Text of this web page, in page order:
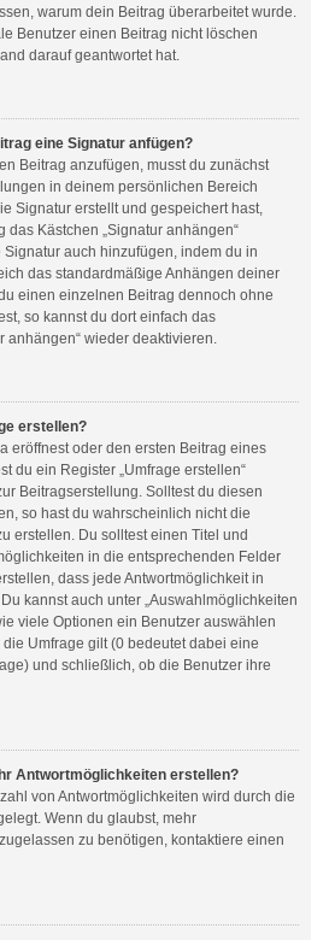
warum dein Beitrag überarbeitet wurde.
Benutzer einen Beitrag nicht löschen
darauf geantwortet hat.
eine Signatur anfügen?
Beitrag anzufügen, musst du zunächst
in deinem persönlichen Bereich
Signatur erstellt und gespeichert hast,
das Kästchen „Signatur anhängen“
auch hinzufügen, indem du in
das standardmäßige Anhängen deiner
einen einzelnen Beitrag dennoch ohne
so kannst du dort einfach das
anhängen“ wieder deaktivieren.
erstellen?
eröffnest oder den ersten Beitrag eines
du ein Register „Umfrage erstellen“
Beitragserstellung. Solltest du diesen
so hast du wahrscheinlich nicht die
erstellen. Du solltest einen Titel und
in die entsprechenden Felder
dass jede Antwortmöglichkeit in
kannst auch unter „Auswahlmöglichkeiten
viele Optionen ein Benutzer auswählen
Umfrage gilt (0 bedeutet dabei eine
und schließlich, ob die Benutzer ihre
Antwortmöglichkeiten erstellen?
von Antwortmöglichkeiten wird durch die
Wenn du glaubst, mehr
zu benötigen, kontaktiere einen